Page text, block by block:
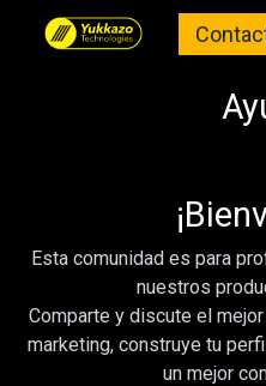
Esta comunidad es para
nuestros
Comparte y discute el
marketing, construye tu
un mejor